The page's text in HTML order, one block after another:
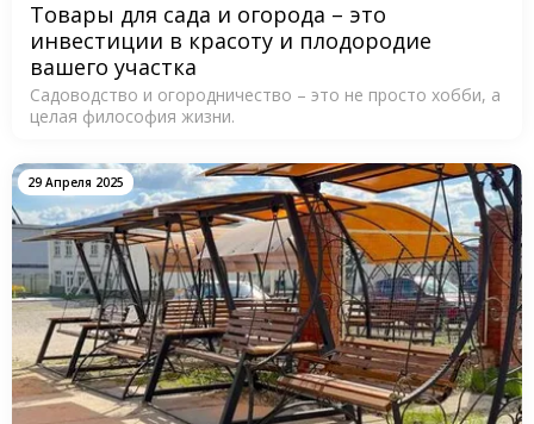
Товары для сада и огорода – это
инвестиции в красоту и плодородие
вашего участка
Садоводство и огородничество – это не просто хобби, а
целая философия жизни.
29 Апреля 2025